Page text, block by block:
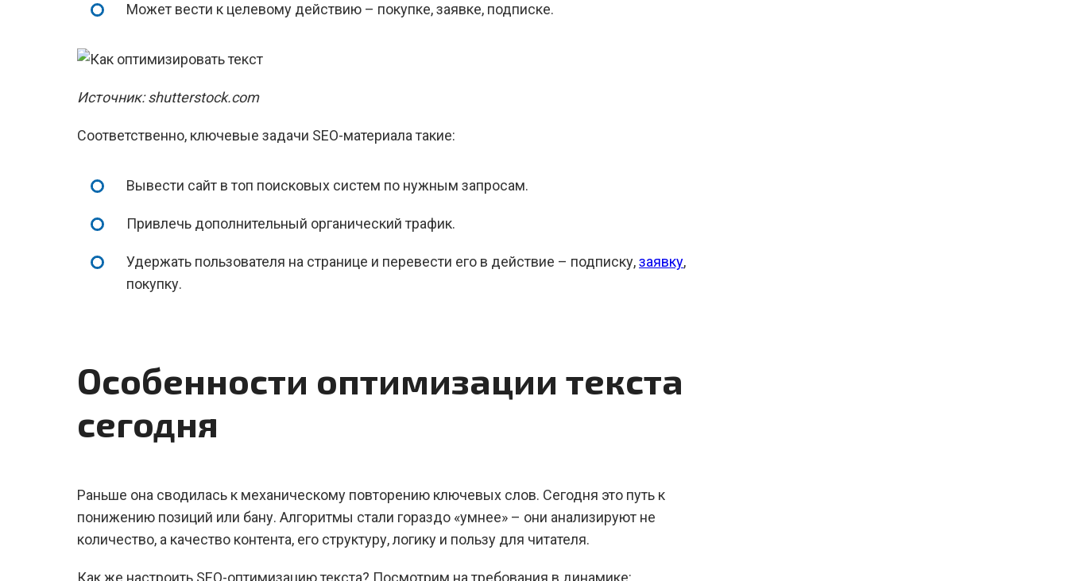
Может вести к целевому действию – покупке, заявке, подписке.
Источник: shutterstock.com
Соответственно, ключевые задачи SEO-материала такие:
Вывести сайт в топ поисковых систем по нужным запросам.
Привлечь дополнительный органический трафик.
Удержать пользователя на странице и перевести его в действие – подписку,заявку,
покупку.
Особенности оптимизации текста
сегодня
Раньше она сводилась к механическому повторению ключевых слов. Сегодня это путь к
понижению позиций или бану. Алгоритмы стали гораздо «умнее» – они анализируют не
количество, а качество контента, его структуру, логику и пользу для читателя.
Как же настроить SEO-оптимизацию текста? Посмотрим на требования в динамике: